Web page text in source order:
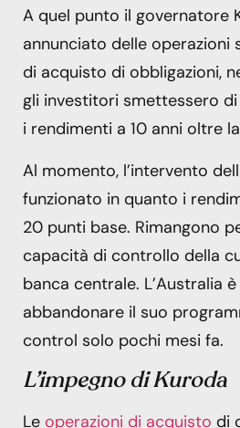
A quel punto il governatore
annunciato delle operazioni
di acquisto di obbligazioni,
gli investitori smettessero
i rendimenti a 10 anni oltre
Al momento, l’intervento
funzionato in quanto i
20 punti base. Rimangono
capacità di controllo della
banca centrale. L’Australia
abbandonare il suo
control solo pochi mesi fa.
L’impegno di Kuroda
Le operazioni di acquisto di